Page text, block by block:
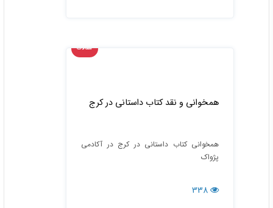
مقالات
همخوانی و نقد کتاب داستانی در کرج
همخوانی کتاب داستانی در کرج در آکادمی
پژواک